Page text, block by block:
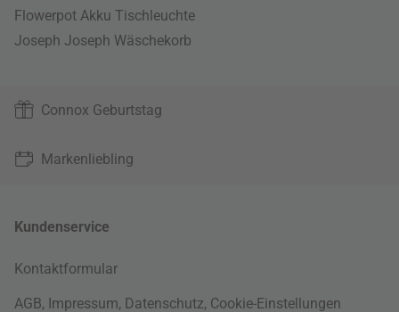
Flowerpot Akku Tischleuchte
Joseph Joseph Wäschekorb
Connox Geburtstag
Markenliebling
Kundenservice
Kontaktformular
AGB, Impressum, Datenschutz, Cookie-Einstellungen